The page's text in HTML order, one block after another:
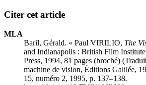
Citer cet article
MLA
Baril, Gérald. « Paul VIRILIO, The
and Indianapolis : British Film
Press, 1994, 81 pages (broché)
machine de vision, Éditions Galilée,
15, numéro 2, 1995, p. 137–138.